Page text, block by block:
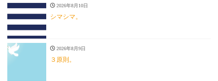
2026年8月10日
シマシマ。
2026年8月9日
３原則。